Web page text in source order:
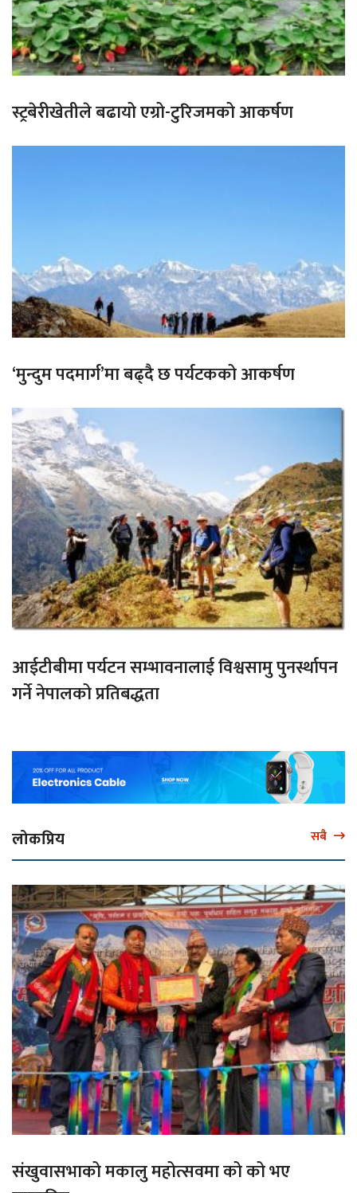
स्ट्रबेरीखेतीले बढायो एग्रो-टुरिजमको आकर्षण
‘मुन्दुम पदमार्ग’मा बढ्दै छ पर्यटकको आकर्षण
आईटीबीमा पर्यटन सम्भावनालाई विश्वसामु पुनर्स्थापन
गर्ने नेपालको प्रतिबद्धता
लोकप्रिय सबै
संखुवासभाको मकालु महोत्सवमा को को भए